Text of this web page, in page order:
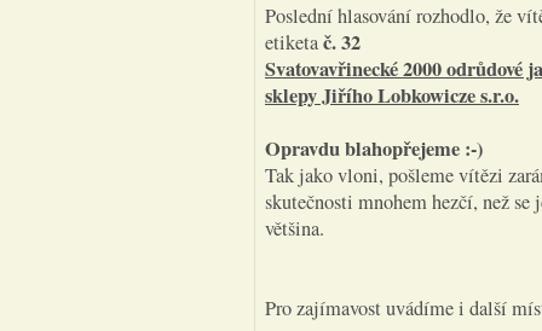
Poslední hlasování rozhodlo, že
etiketač. 32
Svatovavřinecké 2000
sklepy Jiřího Lobkowicze s.r.o.
Opravdu blahopřejeme :-)
Tak jako vloni, pošleme vítězi
skutečnosti mnohem hezčí, než
většina.
Pro zajímavost uvádíme i další